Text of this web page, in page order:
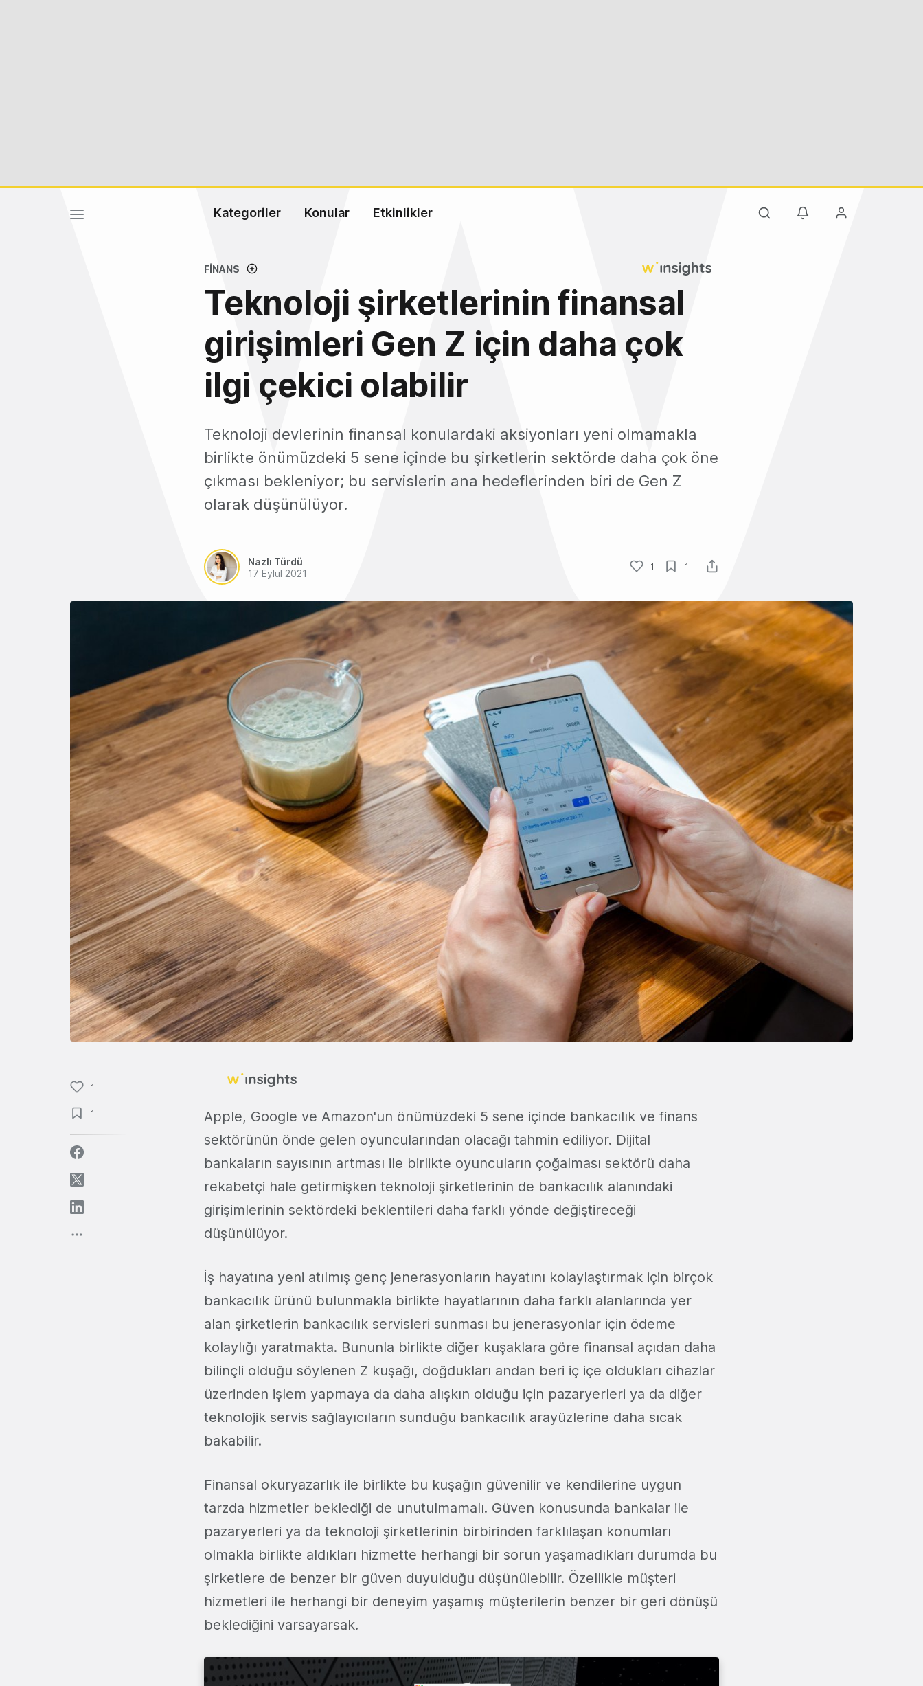
Kategoriler Konular Etkinlikler
FINANS
Teknoloji şirketlerinin finansal
girişimleri Gen Z için daha çok
ilgi çekici olabilir
Teknoloji devlerinin finansal konulardaki aksiyonları yeni olmamakla
birlikte önümüzdeki 5 sene içinde bu şirketlerin sektörde daha çok öne
çıkması bekleniyor; bu servislerin ana hedeflerinden biri de Gen Z
olarak düşünülüyor.
Nazlı Türdü
17 Eylül 2021
1 1
1
1
Apple, Google ve Amazon'un önümüzdeki 5 sene içinde bankacılık ve finans
sektörünün önde gelen oyuncularından olacağı tahmin ediliyor. Dijital
bankaların sayısının artması ile birlikte oyuncuların çoğalması sektörü daha
rekabetçi hale getirmişken teknoloji şirketlerinin de bankacılık alanındaki
girişimlerinin sektördeki beklentileri daha farklı yönde değiştireceği
düşünülüyor.
İş hayatına yeni atılmış genç jenerasyonların hayatını kolaylaştırmak için birçok
bankacılık ürünü bulunmakla birlikte hayatlarının daha farklı alanlarında yer
alan şirketlerin bankacılık servisleri sunması bu jenerasyonlar için ödeme
kolaylığı yaratmakta. Bununla birlikte diğer kuşaklara göre finansal açıdan daha
bilinçli olduğu söylenen Z kuşağı, doğdukları andan beri iç içe oldukları cihazlar
üzerinden işlem yapmaya da daha alışkın olduğu için pazaryerleri ya da diğer
teknolojik servis sağlayıcıların sunduğu bankacılık arayüzlerine daha sıcak
bakabilir.
Finansal okuryazarlık ile birlikte bu kuşağın güvenilir ve kendilerine uygun
tarzda hizmetler beklediği de unutulmamalı. Güven konusunda bankalar ile
pazaryerleri ya da teknoloji şirketlerinin birbirinden farklılaşan konumları
olmakla birlikte aldıkları hizmette herhangi bir sorun yaşamadıkları durumda bu
şirketlere de benzer bir güven duyulduğu düşünülebilir. Özellikle müşteri
hizmetleri ile herhangi bir deneyim yaşamış müşterilerin benzer bir geri dönüşü
beklediğini varsayarsak.